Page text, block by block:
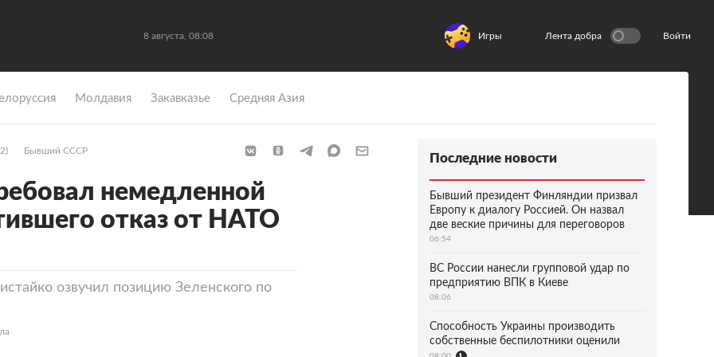
8 августа, 08:08 Игры Лента добра Войти
Молдавия Закавказье Средняя Азия
Бывший СССР
немедленной
отказ от НАТО
озвучил позицию Зеленского по
Последние новости
Бывший президент Финляндии призвал
Европу к диалогу Россией. Он назвал
две веские причины для переговоров
06:54
ВС России нанесли групповой удар по
предприятию ВПК в Киеве
08:06
Способность Украины производить
собственные беспилотники оценили